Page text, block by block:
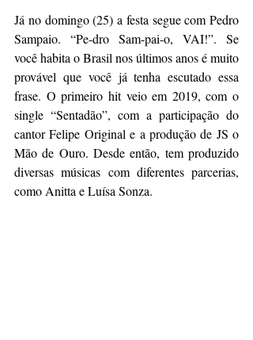
Já no domingo (25) a festa segue com Pedro
Sampaio. “Pe-dro Sam-pai-o, VAI!”. Se
você habita o Brasil nos últimos anos é muito
provável que você já tenha escutado essa
frase. O primeiro hit veio em 2019, com o
single “Sentadão”, com a participação do
cantor Felipe Original e a produção de JS o
Mão de Ouro. Desde então, tem produzido
diversas músicas com diferentes parcerias,
como Anitta e Luísa Sonza.